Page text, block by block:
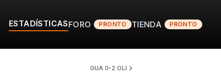
ESTADÍSTICASFORO PRONTO TIENDA PRONTO
GUA 0-2 OLI